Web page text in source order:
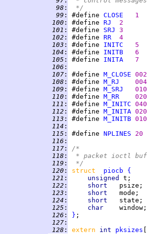
  98
:
*/
  99
: #define CLOSE
1
100 : #define RJ
2
101 : #define SRJ
3
102 : #define RR
4
103 : #define INITC
5
104 : #define INITB
6
105 : #define INITA
7
106 :
107 : #define M_CLOSE 002
108 : #define M_RJ
004
109 : #define M_SRJ
010
110 : #define M_RR
020
111 : #define M_INITC 040
112 : #define M_INITA
113 : #define M_INITB
114 :
115 : #define NPLINES
20
116 :
117 :
/*
118 :
* packet ioctl buf
119 :
*/
120 : struct piocb
{
121 : unsigned
122 : short
123 : short
124 : short
125 :
char
126 : }
127 :
128 : extern int pksizes